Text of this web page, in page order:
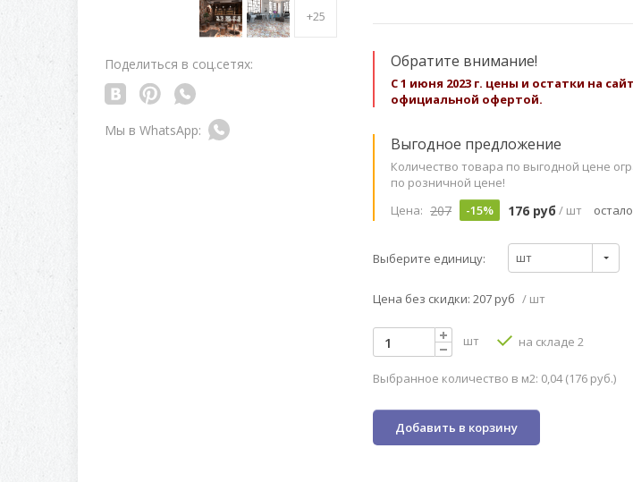
+25
Поделиться в соц.сетях: Обратите внимание!
С 1 июня 2023 г. цены и остатки на
официальной офертой.
Выгодное предложение
Количество товара по выгодной цене
по розничной цене!
Цена: 207 -15% 176 руб / шт
Выберите единицу: шт
Цена без скидки: 207 руб / шт
шт на складе 2
Выбранное количество в м2: 0,04 (176 руб.)
Добавить в корзину